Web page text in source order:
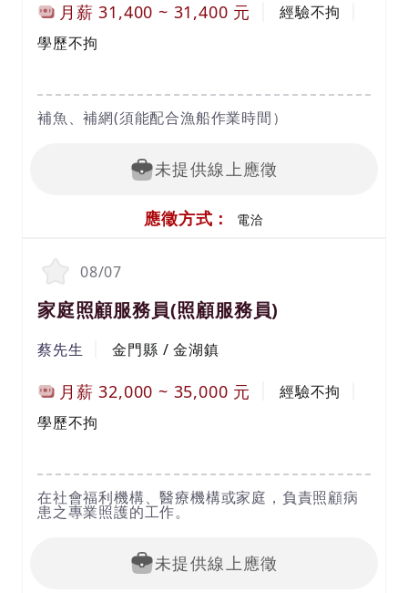
月薪31,400 ~ 31,400 元
經驗不拘
學歷不拘
補魚、補網(須能配合漁船作業時間）
未提供線上應徵
應徵方式： 電洽
08/07
家庭照顧服務員(照顧服務員)
蔡先生 金門縣 / 金湖鎮
月薪32,000 ~ 35,000 元
經驗不拘
學歷不拘
在社會福利機構、醫療機構或家庭，負責照顧病
患之專業照護的工作。
未提供線上應徵